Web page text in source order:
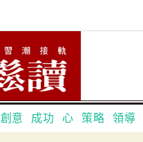
創意 成功 心 策略 領導